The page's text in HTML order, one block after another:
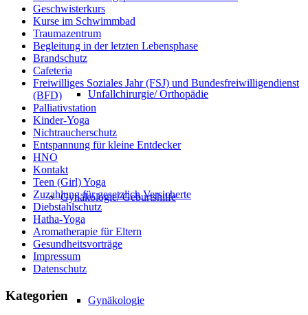
Unfallchirurgie/ Orthopädie
Gynäkologie/ Geburtshilfe
Gynäkologie
Geschwisterkurs
Kurse im Schwimmbad
Traumazentrum
Begleitung in der letzten Lebensphase
Brandschutz
Cafeteria
Freiwilliges Soziales Jahr (FSJ) und Bundesfreiwilligendienst
(BFD)
Palliativstation
Kinder-Yoga
Nichtraucherschutz
Entspannung für kleine Entdecker
HNO
Kontakt
Teen (Girl) Yoga
Zuzahlung für gesetzlich Versicherte
Diebstahlschutz
Hatha-Yoga
Aromatherapie für Eltern
Gesundheitsvorträge
Impressum
Datenschutz
Kategorien